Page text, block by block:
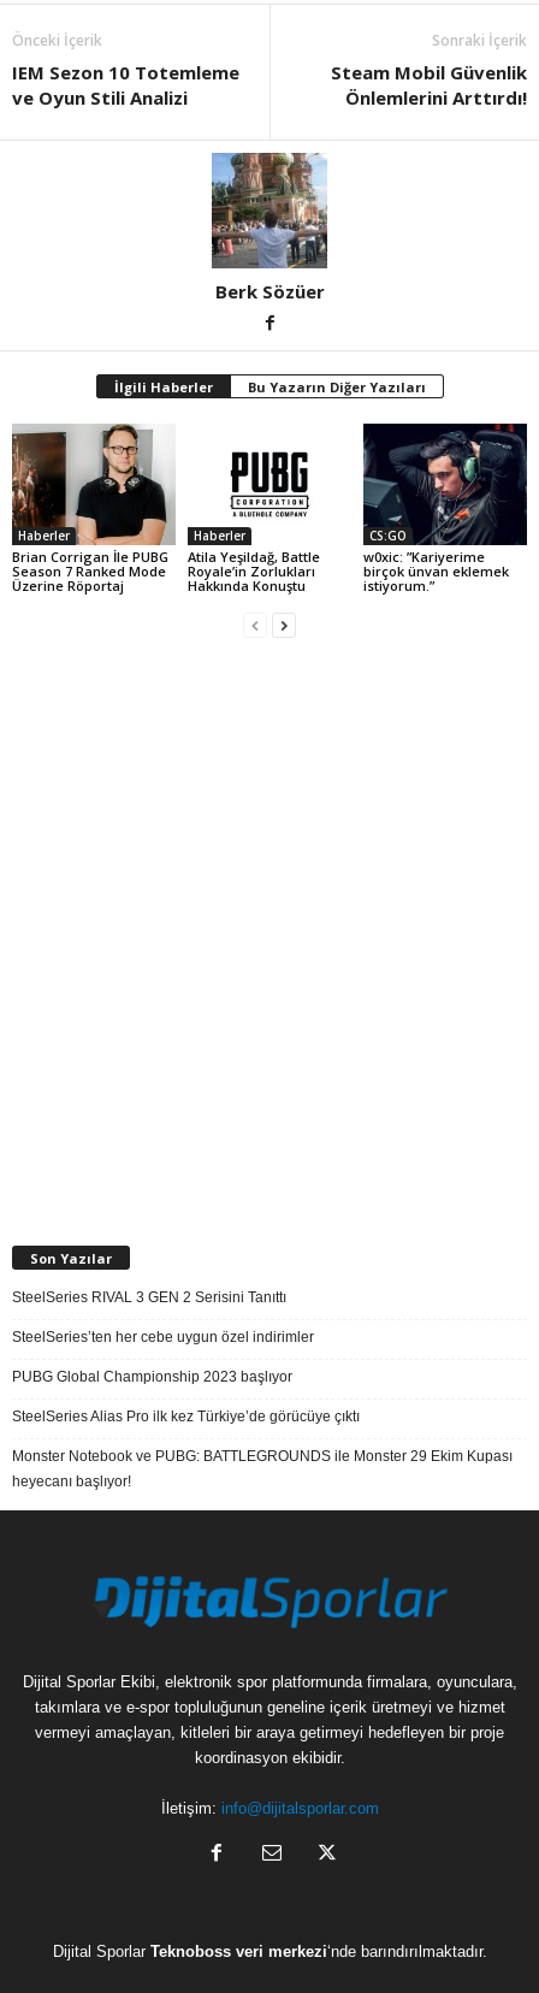
Önceki İçerik
IEM Sezon 10 Totemleme
ve Oyun Stili Analizi
Sonraki İçerik
Steam Mobil Güvenlik
Önlemlerini Arttırdı!
Berk Sözüer
İlgili Haberler Bu Yazarın Diğer Yazıları
Haberler
Brian Corrigan İle PUBG
Season 7 Ranked Mode
Üzerine Röportaj
Haberler
Atila Yeşildağ, Battle
Royale’in Zorlukları
Hakkında Konuştu
CS:GO
w0xic: ”Kariyerime
birçok ünvan eklemek
istiyorum.”
Son Yazılar
SteelSeries RIVAL 3 GEN 2 Serisini Tanıttı
SteelSeries’ten her cebe uygun özel indirimler
PUBG Global Championship 2023 başlıyor
SteelSeries Alias Pro ilk kez Türkiye’de görücüye çıktı
Monster Notebook ve PUBG: BATTLEGROUNDS ile Monster 29 Ekim Kupası
heyecanı başlıyor!
Dijital Sporlar Ekibi, elektronik spor platformunda firmalara, oyunculara,
takımlara ve e-spor topluluğunun geneline içerik üretmeyi ve hizmet
vermeyi amaçlayan, kitleleri bir araya getirmeyi hedefleyen bir proje
koordinasyon ekibidir.
İletişim: info@dijitalsporlar.com
Dijital Sporlar Teknoboss veri merkezi‘nde barındırılmaktadır.